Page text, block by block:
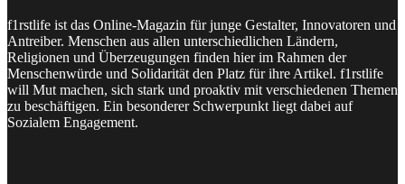
f1rstlife ist das Online-Magazin für junge Gestalter, Innovatoren und
Antreiber. Menschen aus allen unterschiedlichen Ländern,
Religionen und Überzeugungen finden hier im Rahmen der
Menschenwürde und Solidarität den Platz für ihre Artikel. f1rstlife
will Mut machen, sich stark und proaktiv mit verschiedenen Themen
zu beschäftigen. Ein besonderer Schwerpunkt liegt dabei auf
Sozialem Engagement.